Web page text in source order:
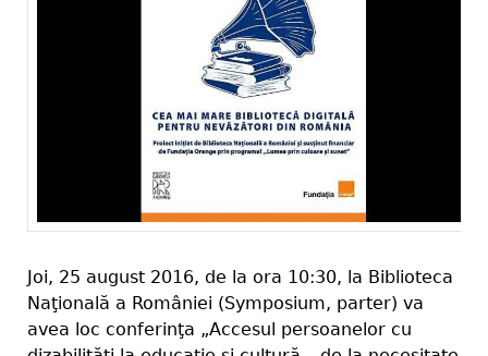
Joi, 25 august 2016, de la ora 10:30, la Biblioteca
Naţională a României (Symposium, parter) va
avea loc conferinţa „Accesul persoanelor cu